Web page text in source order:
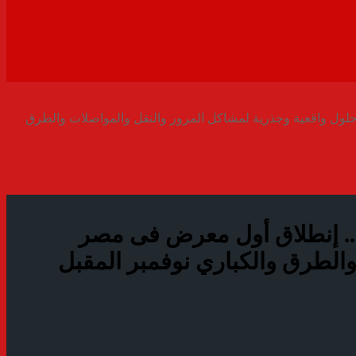
واقعية وجذرية لمشاكل المرور والنقل والمواصلات والطرق
إنطلاق أول معرض فى مصر
والكباري نوفمبر المقبل